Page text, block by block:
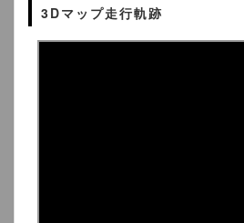
3Dマップ走行軌跡